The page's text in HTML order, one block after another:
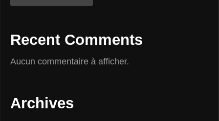
Recent Comments
Aucun commentaire à afficher.
Archives